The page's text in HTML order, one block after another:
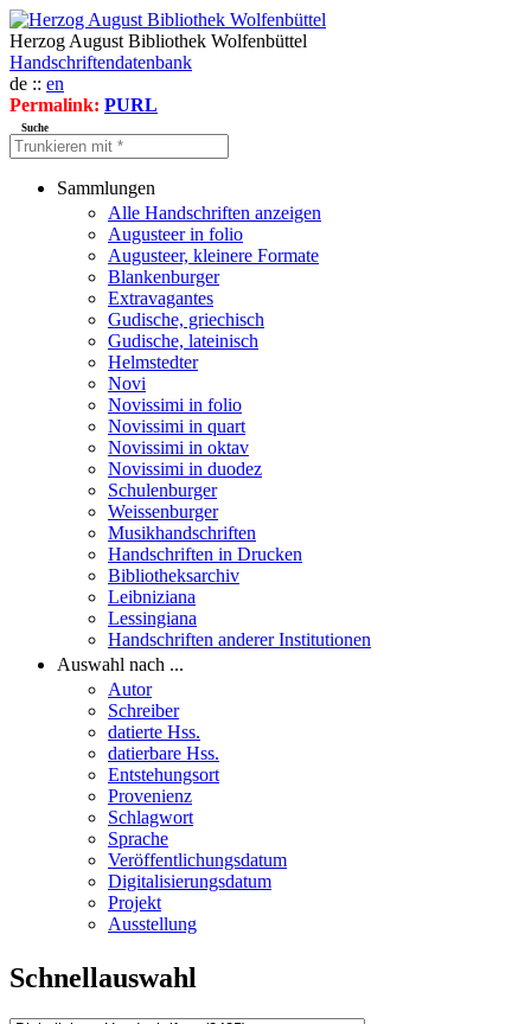
Herzog August Bibliothek Wolfenbüttel
Handschriftendatenbank
de :: en
Permalink: PURL
Suche
Sammlungen
Alle Handschriften anzeigen
Augusteer in folio
Augusteer, kleinere Formate
Blankenburger
Extravagantes
Gudische, griechisch
Gudische, lateinisch
Helmstedter
Novi
Novissimi in folio
Novissimi in quart
Novissimi in oktav
Novissimi in duodez
Schulenburger
Weissenburger
Musikhandschriften
Handschriften in Drucken
Bibliotheksarchiv
Leibniziana
Lessingiana
Handschriften anderer Institutionen
Auswahl nach ...
Autor
Schreiber
datierte Hss.
datierbare Hss.
Entstehungsort
Provenienz
Schlagwort
Sprache
Veröffentlichungsdatum
Digitalisierungsdatum
Projekt
Ausstellung
Schnellauswahl